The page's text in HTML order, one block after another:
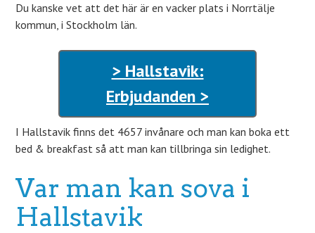
Du kanske vet att det här är en vacker plats i Norrtälje
kommun, i Stockholm län.
> Hallstavik:
Erbjudanden >
I Hallstavik finns det 4657 invånare och man kan boka ett
bed & breakfast så att man kan tillbringa sin ledighet.
Var man kan sova i
Hallstavik